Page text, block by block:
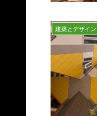
建築とデザイン